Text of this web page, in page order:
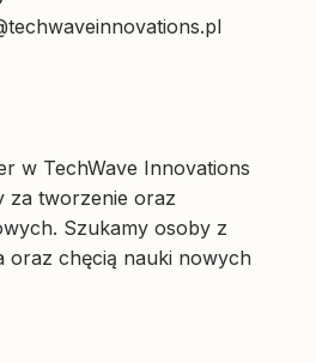
w TechWave Innovations
za tworzenie oraz
Szukamy osoby z
oraz chęcią nauki nowych